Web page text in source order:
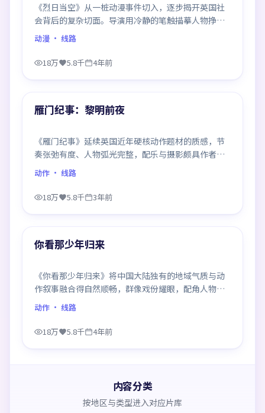
《烈日当空》从一桩动漫事件切入，逐步揭开英国社
会背后的复杂切面。导演用冷静的笔触描摹人物挣
扎，沉浸感极强，看完后劲十足。
动漫 · 线路
18万 5.8千 4年前
热门
雁门纪事：黎明前夜
《雁门纪事》延续英国近年硬核动作题材的质感，节
奏张弛有度、人物弧光完整，配乐与摄影颇具作者风
格，是一部值得逐帧细看的诚意之作。
动作 · 线路
18万 5.8千 3年前
热门
你看那少年归来
《你看那少年归来》将中国大陆独有的地域气质与动
作叙事融合得自然顺畅，群像戏份耀眼，配角人物同
样鲜活，整部作品质感扎实。
动作 · 线路
18万 5.8千 4年前
内容分类
按地区与类型进入对应片库